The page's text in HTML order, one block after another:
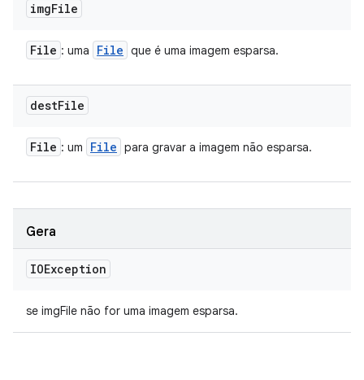
imgFile
File : uma File que é uma imagem esparsa.
destFile
File : um File para gravar a imagem não esparsa.
Gera
IOException
se imgFile não for uma imagem esparsa.